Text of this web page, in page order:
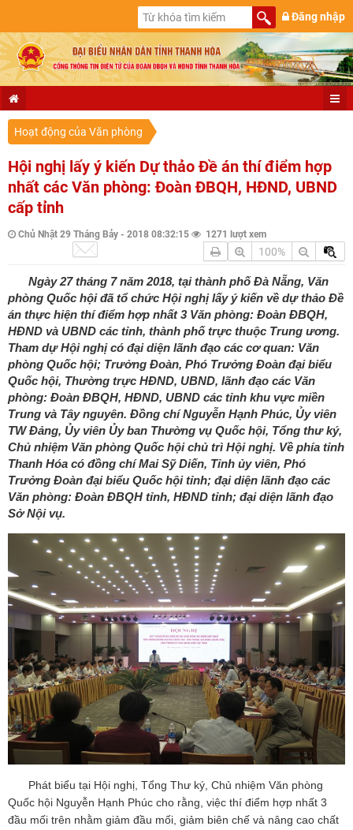
Đăng nhập
Hoạt động của Văn phòng
Hội nghị lấy ý kiến Dự thảo Đề án thí điểm hợp
nhất các Văn phòng: Đoàn ĐBQH, HĐND, UBND
cấp tỉnh
Chủ Nhật 29 Tháng Bảy - 2018 08:32:15 1271 lượt xem
100%
Ngày 27 tháng 7 năm 2018, tại thành phố Đà Nẵng, Văn
phòng Quốc hội đã tổ chức Hội nghị lấy ý kiến về dự thảo Đề
án thực hiện thí điểm hợp nhất 3 Văn phòng: Đoàn ĐBQH,
HĐND và UBND các tỉnh, thành phố trực thuộc Trung ương.
Tham dự Hội nghị có đại diện lãnh đạo các cơ quan: Văn
phòng Quốc hội; Trưởng Đoàn, Phó Trưởng Đoàn đại biểu
Quốc hội, Thường trực HĐND, UBND, lãnh đạo các Văn
phòng: Đoàn ĐBQH, HĐND, UBND các tỉnh khu vực miền
Trung và Tây nguyên. Đồng chí Nguyễn Hạnh Phúc, Ủy viên
TW Đảng, Ủy viên Ủy ban Thường vụ Quốc hội, Tổng thư ký,
Chủ nhiệm Văn phòng Quốc hội chủ trì Hội nghị. Về phía tỉnh
Thanh Hóa có đồng chí Mai Sỹ Diến, Tỉnh ủy viên, Phó
Trưởng Đoàn đại biểu Quốc hội tỉnh; đại diện lãnh đạo các
Văn phòng: Đoàn ĐBQH tỉnh, HĐND tỉnh; đại diện lãnh đạo
Sở Nội vụ.
Phát biểu tại Hội nghị, Tổng Thư ký, Chủ nhiệm Văn phòng
Quốc hội Nguyễn Hạnh Phúc cho rằng, việc thí điểm hợp nhất 3
đầu mối trên nhằm giảm đầu mối, giảm biên chế và nâng cao chất